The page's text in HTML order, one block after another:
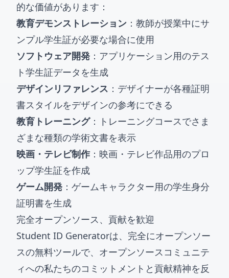
的な価値があります：
教育デモンストレーション ：教師が授業中にサ
ンプル学生証が必要な場合に使用
ソフトウェア開発 ：アプリケーション用のテス
ト学生証データを生成
デザインリファレンス ：デザイナーが各種証明
書スタイルをデザインの参考にできる
教育トレーニング：トレーニングコースでさま
ざまな種類の学術文書を表示
映画・テレビ制作：映画・テレビ作品用のプロ
ップ学生証を作成
ゲーム開発 ：ゲームキャラクター用の学生身分
証明書を生成
完全オープンソース、貢献を歓迎
Student ID Generatorは、完全にオープンソー
スの無料ツールで、オープンソースコミュニテ
ィへの私たちのコミットメントと貢献精神を反